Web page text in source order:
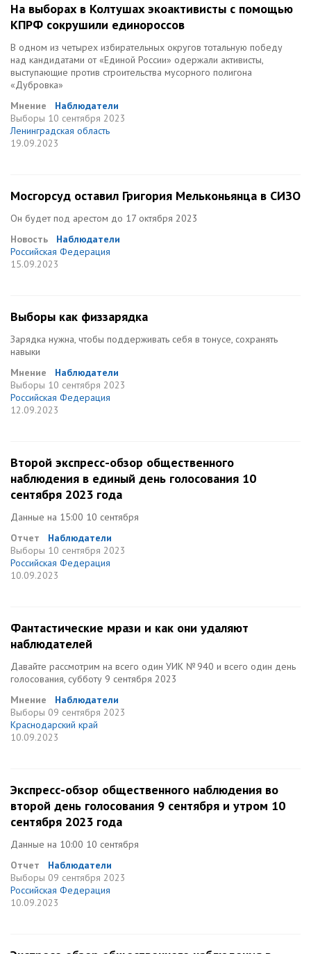
На выборах в Колтушах экоактивисты с помощью
КПРФ сокрушили единороссов
В одном из четырех избирательных округов тотальную победу
над кандидатами от «Единой России» одержали активисты,
выступающие против строительства мусорного полигона
«Дубровка»
Мнение
Наблюдатели
Выборы 10 сентября 2023
Ленинградская область
19.09.2023
Мосгорсуд оставил Григория Мельконьянца в СИЗО
Он будет под арестом до 17 октября 2023
Новость
Наблюдатели
Российская Федерация
15.09.2023
Выборы как физзарядка
Зарядка нужна, чтобы поддерживать себя в тонусе, сохранять
навыки
Мнение
Наблюдатели
Выборы 10 сентября 2023
Российская Федерация
12.09.2023
Второй экспресс-обзор общественного
наблюдения в единый день голосования 10
сентября 2023 года
Данные на 15:00 10 сентября
Отчет
Наблюдатели
Выборы 10 сентября 2023
Российская Федерация
10.09.2023
Фантастические мрази и как они удаляют
наблюдателей
Давайте рассмотрим на всего один УИК № 940 и всего один день
голосования, субботу 9 сентября 2023
Мнение
Наблюдатели
Выборы 09 сентября 2023
Краснодарский край
10.09.2023
Экспресс-обзор общественного наблюдения во
второй день голосования 9 сентября и утром 10
сентября 2023 года
Данные на 10:00 10 сентября
Отчет
Наблюдатели
Выборы 09 сентября 2023
Российская Федерация
10.09.2023